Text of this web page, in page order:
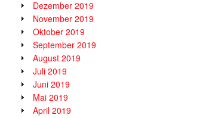
Dezember 2019
November 2019
Oktober 2019
September 2019
August 2019
Juli 2019
Juni 2019
Mai 2019
April 2019